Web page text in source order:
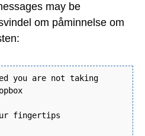
may be
om påminnelse om
you are not taking
fingertips